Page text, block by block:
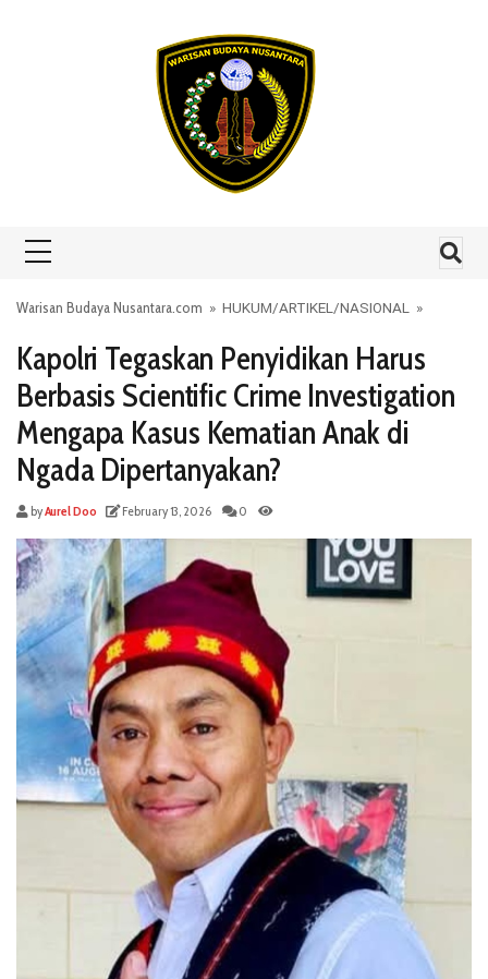
Warisan Budaya Nusantara.com » HUKUM/ARTIKEL /NASIONAL »
Kapolri Tegaskan Penyidikan Harus
Berbasis Scientific Crime Investigation
Mengapa Kasus Kematian Anak di
Ngada Dipertanyakan?
byAurel Doo February 13, 2026 0